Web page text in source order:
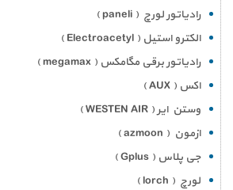
رادیاتور لورچ ( paneli )
الکترو استیل ( Electroacetyl )
رادیاتور برقی مگامکس ( megamax )
اکس ( AUX )
وستن ایر ( WESTEN AIR )
ازمون ( azmoon )
جی پلاس ( Gplus )
لورچ ( lorch )